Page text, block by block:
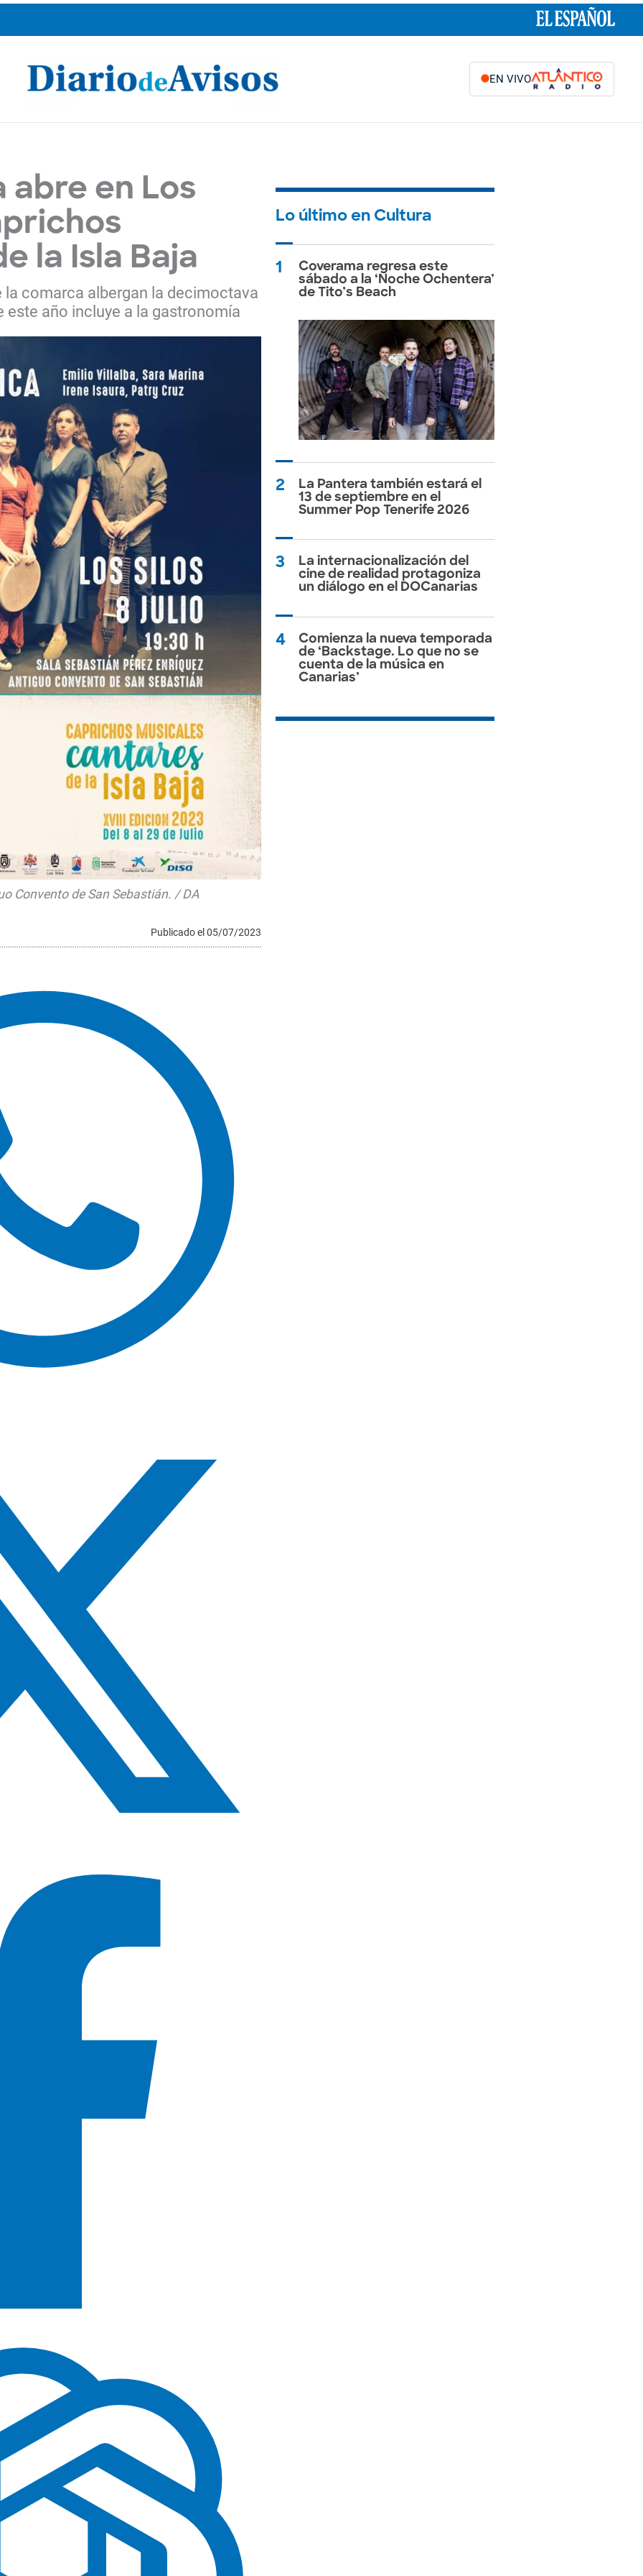
EN VIVO
abre en Los
la Isla Baja
comarca albergan la decimoctava
año incluye a la gastronomía
Convento de San Sebastián. / DA
Publicado el 05/07/2023
Lo último en Cultura
1
Coverama regresa este
sábado a la ‘Noche Ochentera’
de Tito’s Beach
2
La Pantera también estará el
13 de septiembre en el
Summer Pop Tenerife 2026
3
La internacionalización del
cine de realidad protagoniza
un diálogo en el DOCanarias
4
Comienza la nueva temporada
de ‘Backstage. Lo que no se
cuenta de la música en
Canarias’